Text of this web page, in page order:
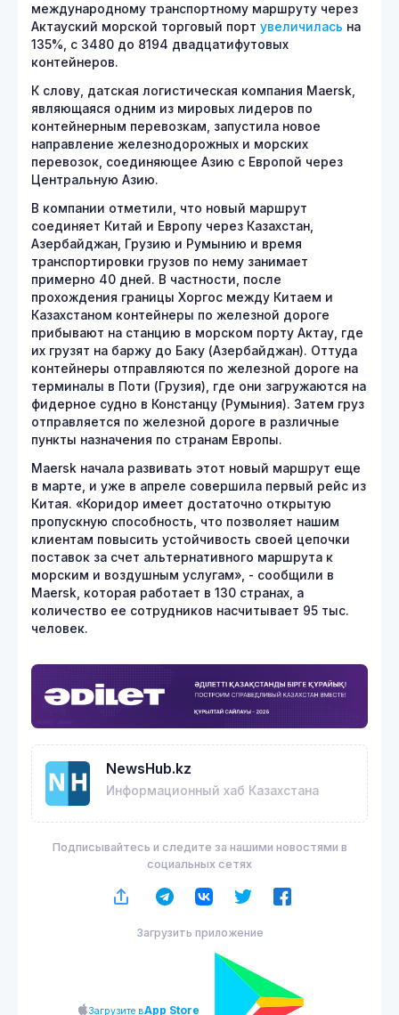
международному транспортному маршруту через
Актауский морской торговый порт увеличилась на
135%, с 3480 до 8194 двадцатифутовых
контейнеров.
К слову, датская логистическая компания Maersk,
являющаяся одним из мировых лидеров по
контейнерным перевозкам, запустила новое
направление железнодорожных и морских
перевозок, соединяющее Азию с Европой через
Центральную Азию.
В компании отметили, что новый маршрут
соединяет Китай и Европу через Казахстан,
Азербайджан, Грузию и Румынию и время
транспортировки грузов по нему занимает
примерно 40 дней. В частности, после
прохождения границы Хоргос между Китаем и
Казахстаном контейнеры по железной дороге
прибывают на станцию ​​в морском порту Актау, где
их грузят на баржу до Баку (Азербайджан). Оттуда
контейнеры отправляются по железной дороге на
терминалы в Поти (Грузия), где они загружаются на
фидерное судно в Констанцу (Румыния). Затем груз
отправляется по железной дороге в различные
пункты назначения по странам Европы.
Maersk начала развивать этот новый маршрут еще
в марте, и уже в апреле совершила первый рейс из
Китая. «Коридор имеет достаточно открытую
пропускную способность, что позволяет нашим
клиентам повысить устойчивость своей цепочки
поставок за счет альтернативного маршрута к
морским и воздушным услугам», - сообщили в
Maersk, которая работает в 130 странах, а
количество ее сотрудников насчитывает 95 тыс.
человек.
NewsHub.kz
Информационный хаб Казахстана
Подписывайтесь и следите за нашими новостями в
социальных сетях
Загрузить приложение
Загрузите вApp Store